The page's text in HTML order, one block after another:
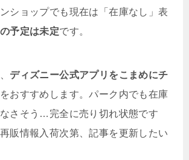
ショップでも現在は「在庫なし」表
予定は未定です。
ディズニー公式アプリをこまめにチ
おすすめします。パーク内でも在庫
さそう…完全に売り切れ状態です
販情報入荷次第、記事を更新したい